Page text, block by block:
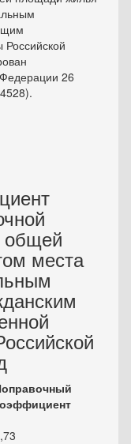
Российской
26
общей
места